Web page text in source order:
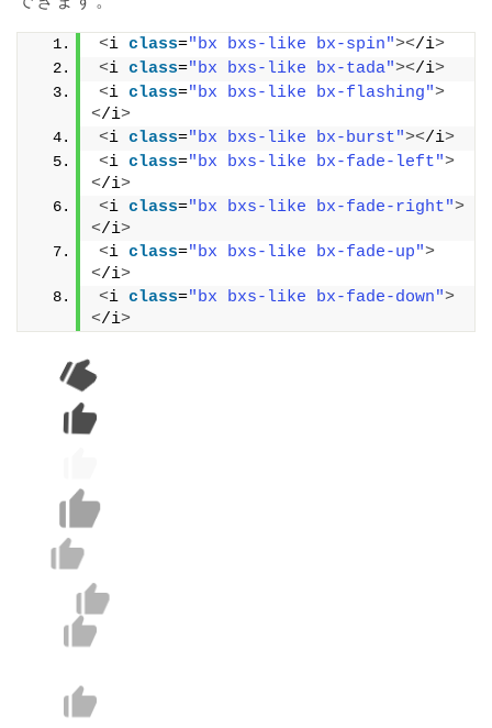
<i class="bx bxs-like bx-spin"></i>
<i class="bx bxs-like bx-tada"></i>
<i class="bx bxs-like bx-flashing">
</i>
<i class="bx bxs-like bx-burst"></i>
<i class="bx bxs-like bx-fade-left">
</i>
<i class="bx bxs-like bx-fade-right">
</i>
<i class="bx bxs-like bx-fade-up">
</i>
<i class="bx bxs-like bx-fade-down">
</i>